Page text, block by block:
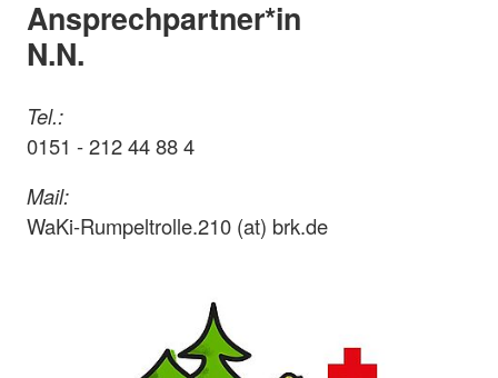
Ansprechpartner*in
N.N.
Tel.:
0151 - 212 44 88 4
Mail:
WaKi-Rumpeltrolle.210 (at) brk.de